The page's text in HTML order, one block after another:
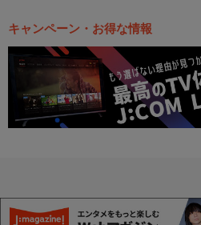
キャンペーン・お得な情報